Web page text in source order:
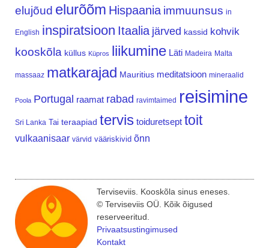
elujõud elurõõm Hispaania immuunsus in
English inspiratsioon Itaalia järved kassid kohvik
kooskõla küllus Küpros liikumine Läti Madeira Malta
massaaz matkarajad Mauritius meditatsioon mineraalid
Poola Portugal raamat rabad ravimtaimed reisimine
Sri Lanka Tai teraapiad tervis toiduretsept toit
vulkaanisaar värvid vääriskivid õnn
Terviseviis. Kooskõla sinus eneses.
© Terviseviis OÜ. Kõik õigused
reserveeritud.
Privaatsustingimused
Kontakt